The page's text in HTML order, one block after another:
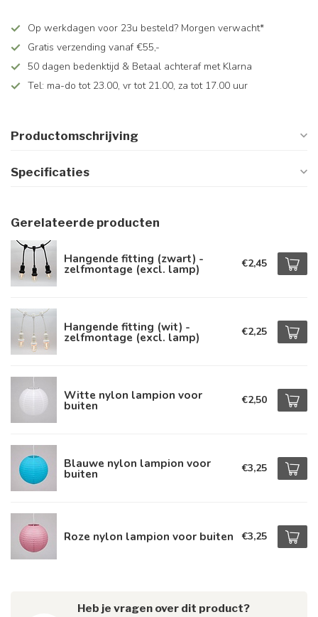
Op werkdagen voor 23u besteld? Morgen verwacht*
Gratis verzending vanaf €55,-
50 dagen bedenktijd & Betaal achteraf met Klarna
Tel: ma-do tot 23.00, vr tot 21.00, za tot 17.00 uur
Productomschrijving
Specificaties
Gerelateerde producten
Hangende fitting (zwart) -
zelfmontage (excl. lamp) €2,45
Hangende fitting (wit) -
zelfmontage (excl. lamp) €2,25
Witte nylon lampion voor
buiten €2,50
Blauwe nylon lampion voor
buiten €3,25
Roze nylon lampion voor buiten €3,25
Heb je vragen over dit product?